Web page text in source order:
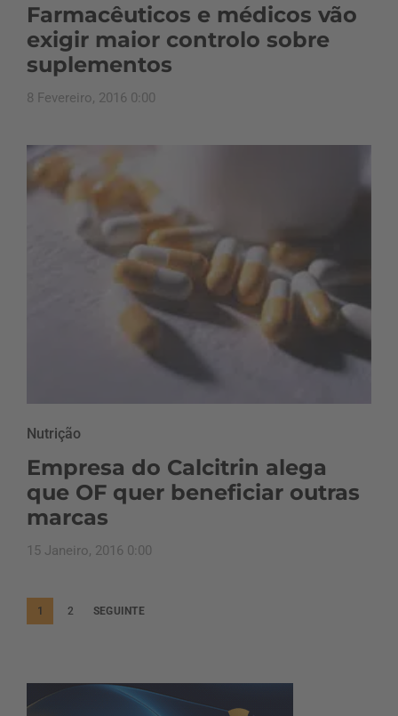
Farmacêuticos e médicos vão
exigir maior controlo sobre
suplementos
8 Fevereiro, 2016 0:00
Nutrição
Empresa do Calcitrin alega
que OF quer beneficiar outras
marcas
15 Janeiro, 2016 0:00
P
1 2 SEGUINTE